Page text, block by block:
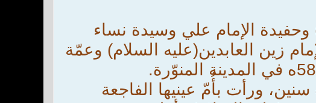
وحفيدة الإمام علي وسيدة نساء
زين العابدين(عليه السلام) وعمّة
ورأت بأُمّ عينيها الفاجعة